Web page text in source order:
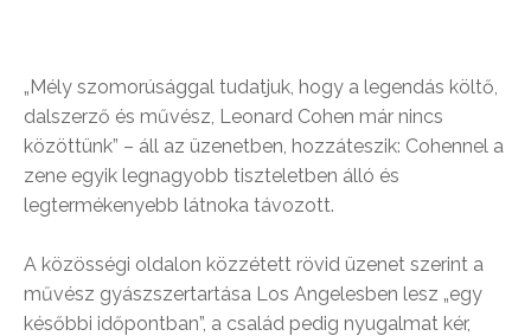
„Mély szomorúsággal tudatjuk, hogy a legendás költő,
dalszerző és művész, Leonard Cohen már nincs
közöttünk” – áll az üzenetben, hozzáteszik: Cohennel a
zene egyik legnagyobb tiszteletben álló és
legtermékenyebb látnoka távozott.
A közösségi oldalon közzétett rövid üzenet szerint a
művész gyászszertartása Los Angelesben lesz „egy
későbbi időpontban”, a család pedig nyugalmat kér,